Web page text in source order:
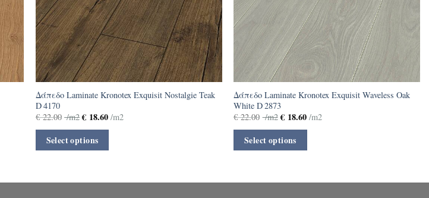
Δάπεδο Laminate Kronotex Exquisit Nostalgie Teak
D 4170
€22.00 /m2 € 18.60 /m2
Select options
Δάπεδο Laminate Kronotex Exquisit Waveless Oak
White D 2873
€22.00 /m2 €18.60/m2
Select options